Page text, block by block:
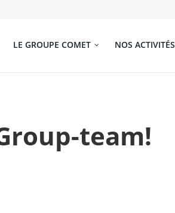
LE GROUPE COMET NOS ACTIVITÉS
team!